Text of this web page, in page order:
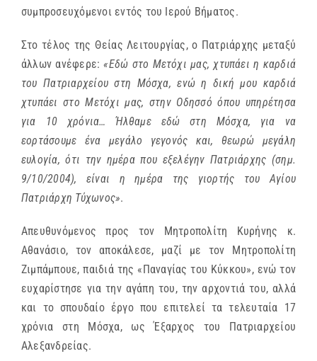
συμπροσευχόμενοι εντός του Ιερού Βήματος.
Στο τέλος της Θείας Λειτουργίας, ο Πατριάρχης μεταξύ
άλλων ανέφερε:«Εδώ στο Μετόχι μας, χτυπάει η καρδιά
του Πατριαρχείου στη Μόσχα, ενώ η δική μου καρδιά
χτυπάει στο Μετόχι μας, στην Οδησσό όπου υπηρέτησα
για 10 χρόνια… Ήλθαμε εδώ στη Μόσχα, για να
εορτάσουμε ένα μεγάλο γεγονός και, θεωρώ μεγάλη
ευλογία, ότι την ημέρα που εξελέγην Πατριάρχης (σημ.
9/10/2004), είναι η ημέρα της γιορτής του Αγίου
Πατριάρχη Τύχωνος».
Απευθυνόμενος προς τον Μητροπολίτη Κυρήνης κ.
Αθανάσιο, τον αποκάλεσε, μαζί με τον Μητροπολίτη
Ζιμπάμπουε, παιδιά της «Παναγίας του Κύκκου», ενώ τον
ευχαρίστησε για την αγάπη του, την αρχοντιά του, αλλά
και το σπουδαίο έργο που επιτελεί τα τελευταία 17
χρόνια στη Μόσχα, ως Έξαρχος του Πατριαρχείου
Αλεξανδρείας.